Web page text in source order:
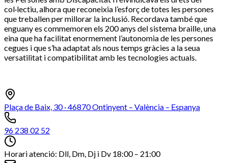
col·lectiu, alhora que reconeixia l’esforç de totes les persones
que treballen per millorar la inclusió. Recordava també que
enguany es commemoren els 200 anys del sistema braille, una
eina que ha facilitat enormement l’autonomia de les persones
cegues i que s’ha adaptat als nous temps gràcies a la seua
versatilitat i compatibilitat amb les tecnologies actuals.
Plaça de Baix, 30 · 46870 Ontinyent – València – Espanya
96 238 02 52
Horari atenció: Dll, Dm, Dj i Dv 18:00 – 21:00